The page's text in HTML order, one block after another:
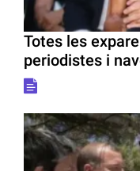
Totes les
periodistes i